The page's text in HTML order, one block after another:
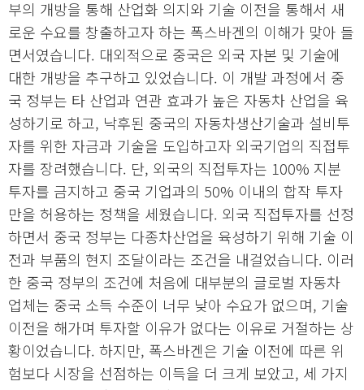
부의 개방을 통해 산업화 의지와 기술 이전을 통해서 새
로운 수요를 창출하고자 하는 폭스바겐의 이해가 맞아 들
면서였습니다. 대외적으로 중국은 외국 자본 및 기술에
대한 개방을 추구하고 있었습니다. 이 개발 과정에서 중
국 정부는 타 산업과 연관 효과가 높은 자동차 산업을 육
성하기로 하고, 낙후된 중국의 자동차생산기술과 설비투
자를 위한 자금과 기술을 도입하고자 외국기업의 직접투
자를 장려했습니다. 단, 외국의 직접투자는 100% 지분
투자를 금지하고 중국 기업과의 50% 이내의 합작 투자
만을 허용하는 정책을 세웠습니다. 외국 직접투자를 선정
하면서 중국 정부는 다종차산업을 육성하기 위해 기술 이
전과 부품의 현지 조달이라는 조건을 내걸었습니다. 이러
한 중국 정부의 조건에 처음에 대부분의 글로벌 자동차
업체는 중국 소득 수준이 너무 낮아 수요가 없으며, 기술
이전을 해가며 투자할 이유가 없다는 이유로 거절하는 상
황이었습니다. 하지만, 폭스바겐은 기술 이전에 따른 위
험보다 시장을 선점하는 이득을 더 크게 보았고, 세 가지